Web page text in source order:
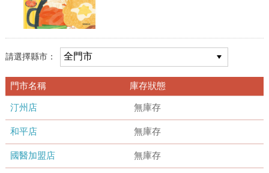
請選擇縣市：
門市名稱 庫存狀態
汀州店 無庫存
和平店 無庫存
國醫加盟店 無庫存